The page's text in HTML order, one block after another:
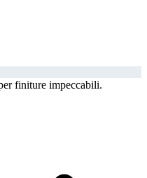
finiture impeccabili.